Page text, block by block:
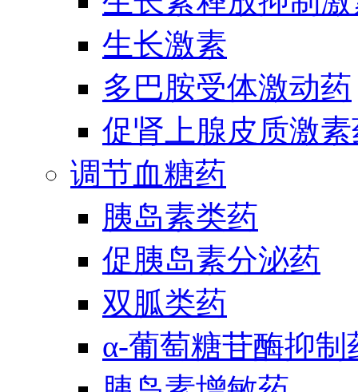
生长激素
多巴胺受体激动药
促肾上腺皮质激
调节血糖药
胰岛素类药
促胰岛素分泌药
双胍类药
α-葡萄糖苷酶抑制